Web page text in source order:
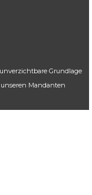
Grundlage
Mandanten